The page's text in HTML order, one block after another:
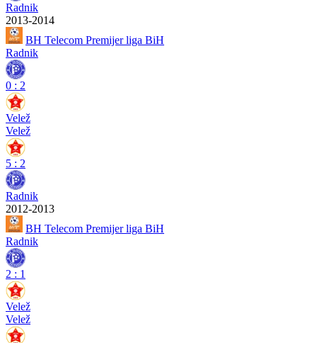
Radnik
2013-2014
BH Telecom Premijer liga BiH
Radnik
0 : 2
Velež
Velež
5 : 2
Radnik
2012-2013
BH Telecom Premijer liga BiH
Radnik
2 : 1
Velež
Velež